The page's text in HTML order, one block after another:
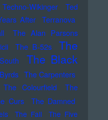
Techno-Wikinger
Ted
After Terranova
The Alan Parsons
The B-52s
The
The Black
The Carpenters
The Colourfield
The
Curs
The Damned
The Fall
The Five